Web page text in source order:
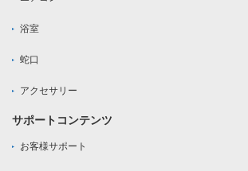
浴室
蛇口
アクセサリー
サポートコンテンツ
お客様サポート